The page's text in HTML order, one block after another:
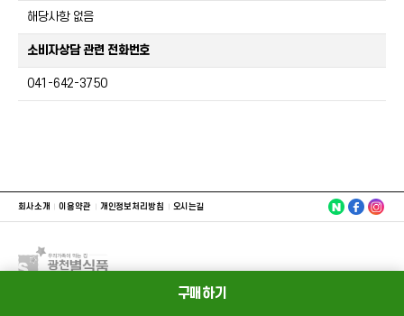
구매하기
해당사항 없음
소비자상담 관련 전화번호
041-642-3750
회사소개 이용약관 개인정보처리방침 오시는길